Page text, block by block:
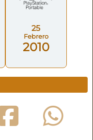
25
Febrero
2010